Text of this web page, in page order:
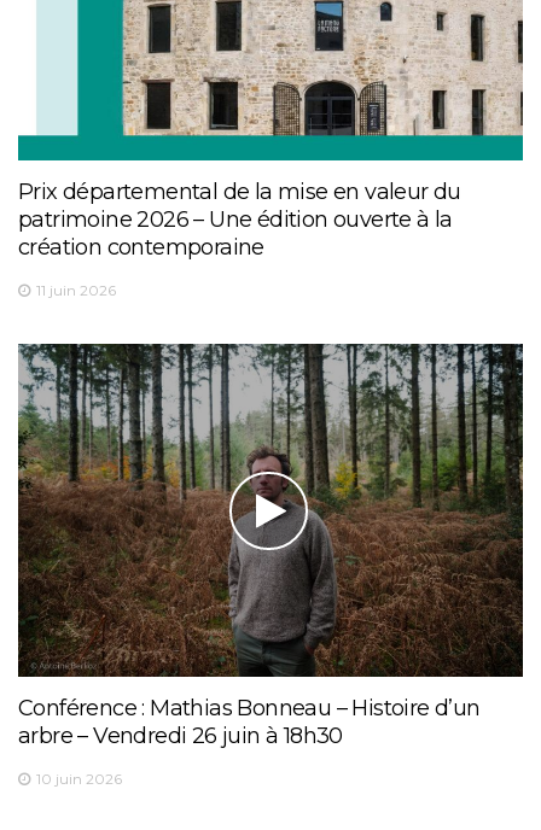
Prix départemental de la mise en valeur du
patrimoine 2026 – Une édition ouverte à la
création contemporaine
11 juin 2026
Conférence : Mathias Bonneau – Histoire d’un
arbre – Vendredi 26 juin à 18h30
10 juin 2026